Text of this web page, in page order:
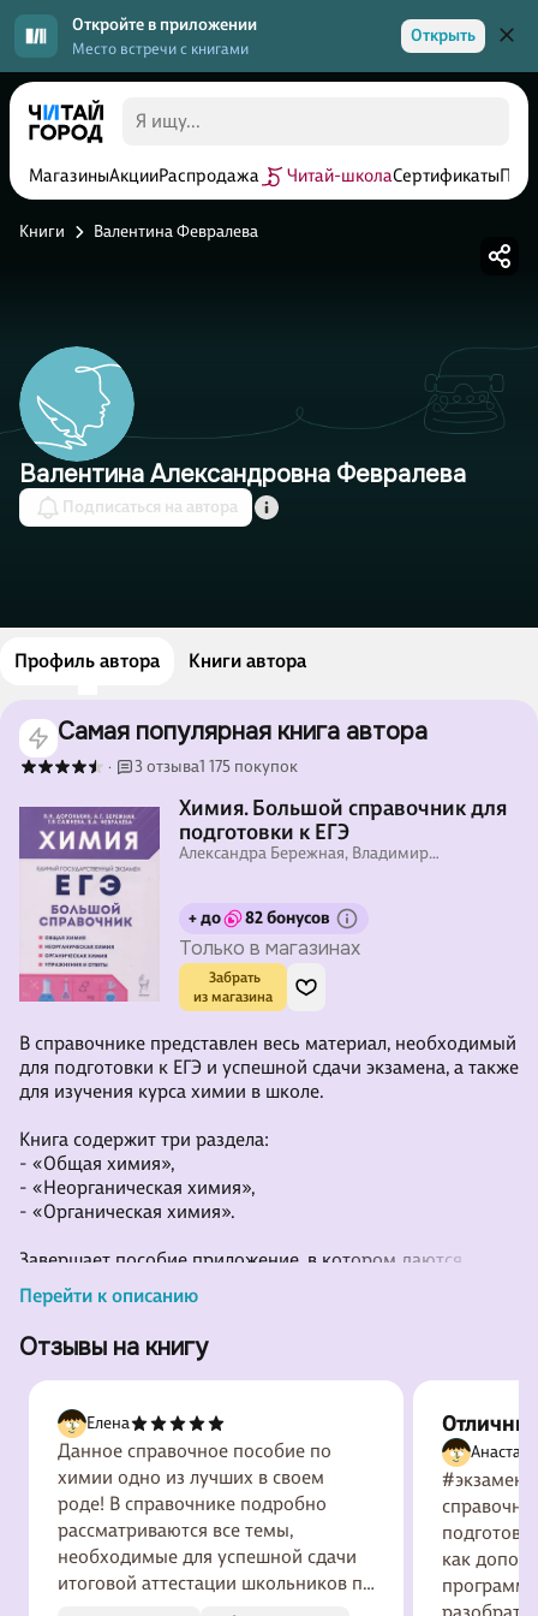
Откройте в приложении
Место встречи с книгами
Открыть
МагазиныАкцииРаспродажа Читай-школаСертификаты
Книги Валентина Февралева
Валентина Александровна Февралева
Подписаться на автора
Профиль автора Книги автора
Самая популярная книга автора
· 3 отзыва1 175 покупок
Химия. Большой справочник для
подготовки к ЕГЭ
Александра Бережная, Владимир
+ до 82 бонусов
Только в магазинах
Забрать
из магазина
В справочнике представлен весь материал, необходимый
для подготовки к ЕГЭ и успешной сдачи экзамена, а также
для изучения курса химии в школе.
Книга содержит три раздела:
- «Общая химия»,
- «Неорганическая химия»,
- «Органическая химия».
Завершает пособие приложение, в котором даются
сведения о качественных реакциях неорганических и
органических веществ, признаках химических
превращений и тривиальных названиях веществ.
Материал структурирован в соответствии с логикой его
изучения в школе и излагается с использованием
алгоритмов, опирающихся на необходимые базовые
знания. В пособие включены также практические
задания, выполнение которых позволит лучше
запомнить изученно
Перейти к описанию
Отзывы на книгу
Елена
Данное справочное пособие по
химии одно из лучших в своем
роде! В справочнике подробно
рассматриваются все темы,
необходимые для успешной сдачи
итоговой аттестации школьников по
химии. Теория изложена понятным,
как